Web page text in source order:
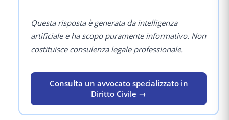
Questa risposta è generata da intelligenza
artificiale e ha scopo puramente informativo. Non
costituisce consulenza legale professionale.
Consulta un avvocato specializzato in
Diritto Civile →